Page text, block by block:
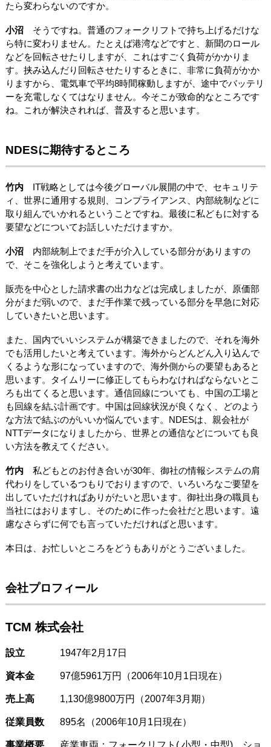
たら変わらないのですか。
小沼そうですね。普通のフォークリフトで持ち上げるだけな
ら特に変わりません。たとえば港湾などですと、新聞のロール
などを回転させたりしますが、これはすごく負荷がかかりま
す。挟み込んだり回転させたりするときに、非常に負荷がかか
りますから、電気車で平均8時間稼動しますが、途中でバッテリ
ーを充電しなくてはなりません。今そこが致命的なところです
ね。これが解決されれば、普及すると思います。
NDESに期待するところ
竹内IT戦略としては今後グローバル展開の中で、セキュリテ
ィ、世界に通用する規則、コンプライアンス、内部統制などに
取り組んでいかれるということですね。最後に私どもに対する
要望などについてお話しいただけますか。
小沼内部統制上でまだ手が介入している部分がありますの
で、そこを強化しようと考えています。
販売を中心とした請求書の出力などは完成しましたが、原価部
分がまだ弱いので、まだ手作業で残っている部分を早急に対応
していきたいと思います。
また、国内でいいシステムが構築できましたので、それを海外
でも活用したいと考えています。海外からどんどん入り込んで
くるような形になっていますので、海外側からの要望もあると
思います。タイムリーに修正してもらわなければならないとこ
ろも出てくると思います。通信回線についても、中国の工場と
も回線を結ぶ計画です。中国は回線状況が良くなく、どのよう
な方法で結ぶのがいいか悩んでいます。NDESは、親会社が
NTTデータになりましたから、世界との通信などについても良
い方法を教えてください。
竹内私どもとのお付き合いが30年、御社の情報システムの肩
代わりをしているつもりでおりますので、いろいろなご要望を
出していただければありがたいと思います。御社出身の職員も
当社にはおりますし、そのために作った会社だと思います。遠
慮なさらずに何でも言っていただければと思います。
本日は、お忙しいところをどうもありがとうございました。
会社プロフィール
TCM 株式会社
設立 1947年2月17日
資本金 97億5961万円（2006年10月1日現在）
売上高 1,130億9800万円（2007年3月期）
従業員数 895名（2006年10月1日現在）